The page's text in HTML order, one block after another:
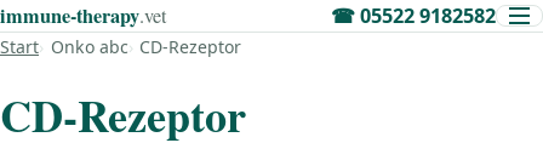
immune‑therapy.vet ☎05522 9182582
Start Onko abc CD-Rezeptor
CD-Rezeptor